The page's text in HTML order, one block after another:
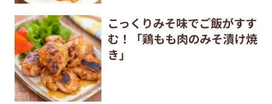
こっくりみそ味でご飯がすす
む！「鶏もも肉のみそ漬け焼
き」